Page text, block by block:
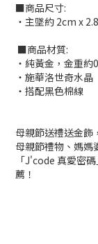
■商品尺寸:
‧主墜約 2cm x
■商品材質:
‧純黃金，金重約
‧施華洛世奇水晶
‧搭配黑色棉線
母親節送禮送金飾
母親節禮物、媽媽
「J'code 真愛密
薦！